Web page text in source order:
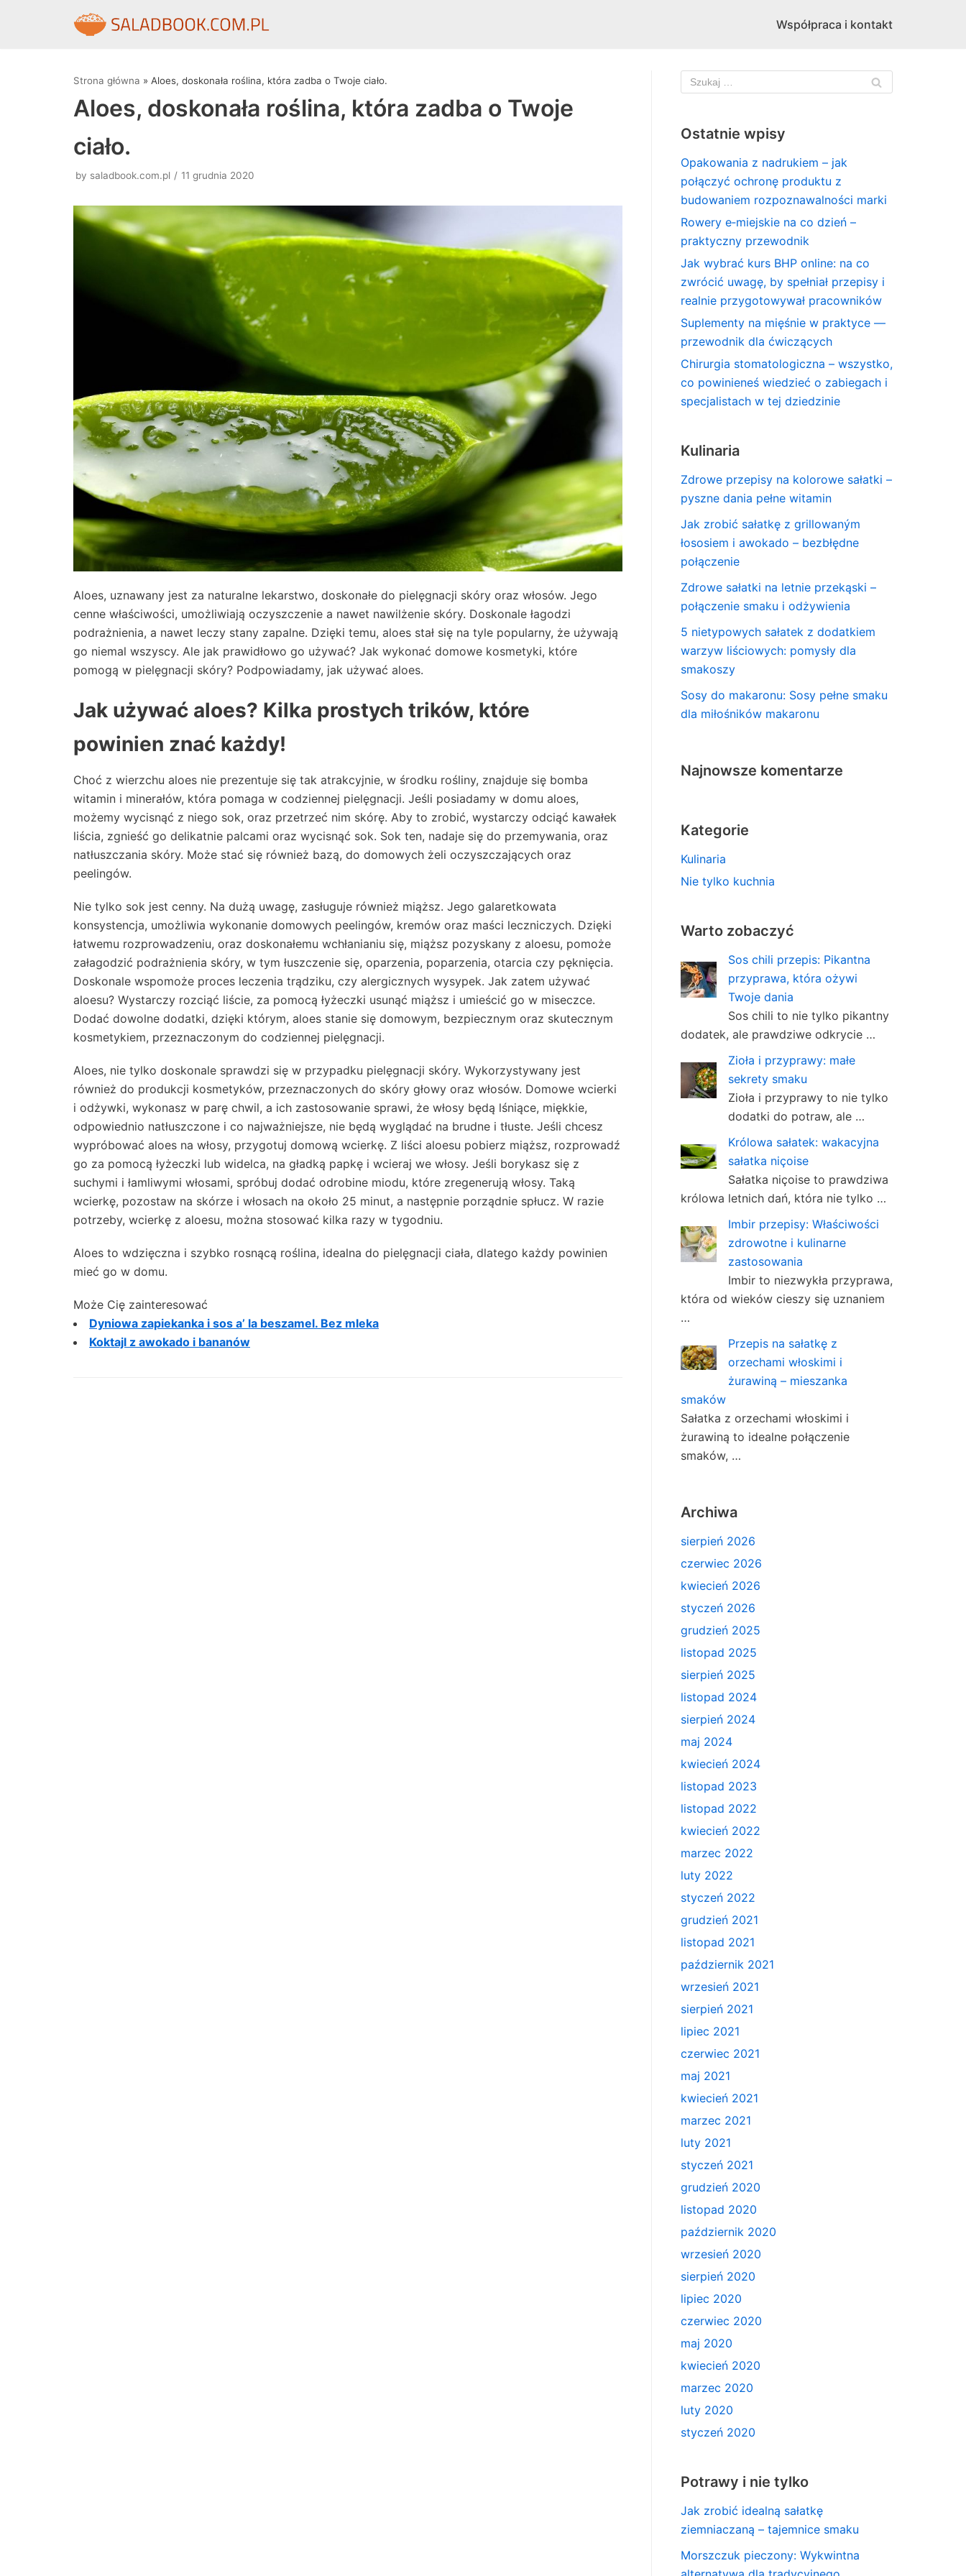
Współpraca i kontakt
Strona główna » Aloes, doskonała roślina, która zadba o Twoje ciało.
Aloes, doskonała roślina, która zadba o Twoje
ciało.
by saladbook.com.pl 11 grudnia 2020
Aloes, uznawany jest za naturalne lekarstwo, doskonałe do pielęgnacji skóry oraz włosów. Jego
cenne właściwości, umożliwiają oczyszczenie a nawet nawilżenie skóry. Doskonale łagodzi
podrażnienia, a nawet leczy stany zapalne. Dzięki temu, aloes stał się na tyle popularny, że używają
go niemal wszyscy. Ale jak prawidłowo go używać? Jak wykonać domowe kosmetyki, które
pomogą w pielęgnacji skóry? Podpowiadamy, jak używać aloes.
Jak używać aloes? Kilka prostych trików, które
powinien znać każdy!
Choć z wierzchu aloes nie prezentuje się tak atrakcyjnie, w środku rośliny, znajduje się bomba
witamin i minerałów, która pomaga w codziennej pielęgnacji. Jeśli posiadamy w domu aloes,
możemy wycisnąć z niego sok, oraz przetrzeć nim skórę. Aby to zrobić, wystarczy odciąć kawałek
liścia, zgnieść go delikatnie palcami oraz wycisnąć sok. Sok ten, nadaje się do przemywania, oraz
natłuszczania skóry. Może stać się również bazą, do domowych żeli oczyszczających oraz
peelingów.
Nie tylko sok jest cenny. Na dużą uwagę, zasługuje również miąższ. Jego galaretkowata
konsystencja, umożliwia wykonanie domowych peelingów, kremów oraz maści leczniczych. Dzięki
łatwemu rozprowadzeniu, oraz doskonałemu wchłanianiu się, miąższ pozyskany z aloesu, pomoże
załagodzić podrażnienia skóry, w tym łuszczenie się, oparzenia, poparzenia, otarcia czy pęknięcia.
Doskonale wspomoże proces leczenia trądziku, czy alergicznych wysypek. Jak zatem używać
aloesu? Wystarczy rozciąć liście, za pomocą łyżeczki usunąć miąższ i umieścić go w miseczce.
Dodać dowolne dodatki, dzięki którym, aloes stanie się domowym, bezpiecznym oraz skutecznym
kosmetykiem, przeznaczonym do codziennej pielęgnacji.
Aloes, nie tylko doskonale sprawdzi się w przypadku pielęgnacji skóry. Wykorzystywany jest
również do produkcji kosmetyków, przeznaczonych do skóry głowy oraz włosów. Domowe wcierki
i odżywki, wykonasz w parę chwil, a ich zastosowanie sprawi, że włosy będą lśniące, miękkie,
odpowiednio natłuszczone i co najważniejsze, nie będą wyglądać na brudne i tłuste. Jeśli chcesz
wypróbować aloes na włosy, przygotuj domową wcierkę. Z liści aloesu pobierz miąższ, rozprowadź
go za pomocą łyżeczki lub widelca, na gładką papkę i wcieraj we włosy. Jeśli borykasz się z
suchymi i łamliwymi włosami, spróbuj dodać odrobine miodu, które zregenerują włosy. Taką
wcierkę, pozostaw na skórze i włosach na około 25 minut, a następnie porządnie spłucz. W razie
potrzeby, wcierkę z aloesu, można stosować kilka razy w tygodniu.
Aloes to wdzięczna i szybko rosnącą roślina, idealna do pielęgnacji ciała, dlatego każdy powinien
mieć go w domu.
Może Cię zainteresować
Dyniowa zapiekanka i sos a’ la beszamel. Bez mleka
Koktajl z awokado i bananów
Ostatnie wpisy
Opakowania z nadrukiem – jak
połączyć ochronę produktu z
budowaniem rozpoznawalności marki
Rowery e‑miejskie na co dzień –
praktyczny przewodnik
Jak wybrać kurs BHP online: na co
zwrócić uwagę, by spełniał przepisy i
realnie przygotowywał pracowników
Suplementy na mięśnie w praktyce —
przewodnik dla ćwiczących
Chirurgia stomatologiczna – wszystko,
co powinieneś wiedzieć o zabiegach i
specjalistach w tej dziedzinie
Kulinaria
Zdrowe przepisy na kolorowe sałatki –
pyszne dania pełne witamin
Jak zrobić sałatkę z grillowaným
łososiem i awokado – bezbłędne
połączenie
Zdrowe sałatki na letnie przekąski –
połączenie smaku i odżywienia
5 nietypowych sałatek z dodatkiem
warzyw liściowych: pomysły dla
smakoszy
Sosy do makaronu: Sosy pełne smaku
dla miłośników makaronu
Najnowsze komentarze
Kategorie
Kulinaria
Nie tylko kuchnia
Warto zobaczyć
Sos chili przepis: Pikantna
przyprawa, która ożywi
Twoje dania
Sos chili to nie tylko pikantny
dodatek, ale prawdziwe odkrycie …
Zioła i przyprawy: małe
sekrety smaku
Zioła i przyprawy to nie tylko
dodatki do potraw, ale …
Królowa sałatek: wakacyjna
sałatka niçoise
Sałatka niçoise to prawdziwa
królowa letnich dań, która nie tylko …
Imbir przepisy: Właściwości
zdrowotne i kulinarne
zastosowania
Imbir to niezwykła przyprawa,
która od wieków cieszy się uznaniem
…
Przepis na sałatkę z
orzechami włoskimi i
żurawiną – mieszanka
smaków
Sałatka z orzechami włoskimi i
żurawiną to idealne połączenie
smaków, …
Archiwa
sierpień 2026
czerwiec 2026
kwiecień 2026
styczeń 2026
grudzień 2025
listopad 2025
sierpień 2025
listopad 2024
sierpień 2024
maj 2024
kwiecień 2024
listopad 2023
listopad 2022
kwiecień 2022
marzec 2022
luty 2022
styczeń 2022
grudzień 2021
listopad 2021
październik 2021
wrzesień 2021
sierpień 2021
lipiec 2021
czerwiec 2021
maj 2021
kwiecień 2021
marzec 2021
luty 2021
styczeń 2021
grudzień 2020
listopad 2020
październik 2020
wrzesień 2020
sierpień 2020
lipiec 2020
czerwiec 2020
maj 2020
kwiecień 2020
marzec 2020
luty 2020
styczeń 2020
Potrawy i nie tylko
Jak zrobić idealną sałatkę
ziemniaczaną – tajemnice smaku
Morszczuk pieczony: Wykwintna